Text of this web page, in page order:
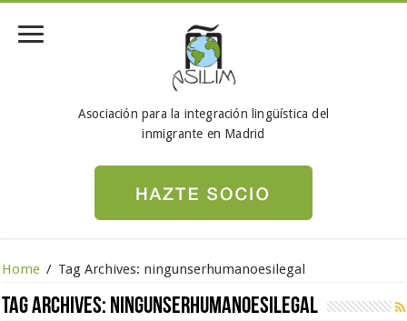
Asociación para la integración lingüística del
inmigrante en Madrid
Home / Tag Archives: ningunserhumanoesilegal
Tag Archives: ningunserhumanoesilegal